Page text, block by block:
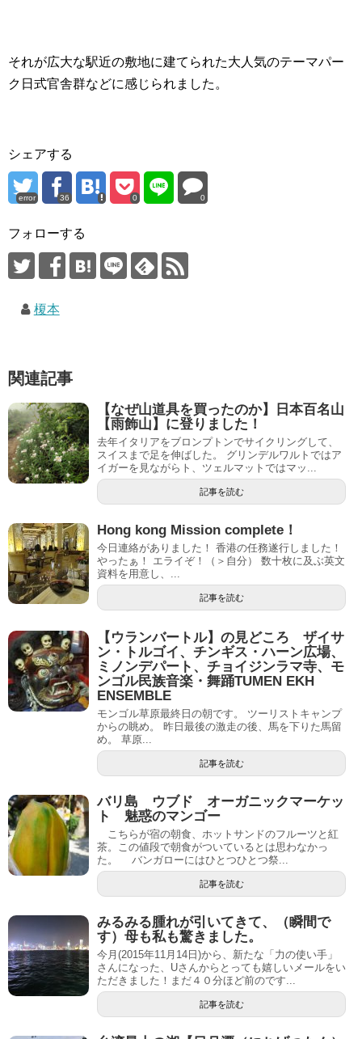
それが広大な駅近の敷地に建てられた大人気のテーマパー
ク日式官舎群などに感じられました。
シェアする
error 36 0 0
フォローする
榎本
関連記事
【なぜ山道具を買ったのか】日本百名山
【雨飾山】に登りました！
去年イタリアをブロンプトンでサイクリングして、
スイスまで足を伸ばした。 グリンデルワルトではア
イガーを見ながらト、ツェルマットではマッ...
記事を読む
Hong kong Mission complete！
今日連絡がありました！ 香港の任務遂行しました！
やったぁ！ エライぞ！（＞自分） 数十枚に及ぶ英文
資料を用意し、...
記事を読む
【ウランバートル】の見どころ ザイサ
ン・トルゴイ、チンギス・ハーン広場、
ミノンデパート、チョイジンラマ寺、モ
ンゴル民族音楽・舞踊TUMEN EKH
ENSEMBLE
モンゴル草原最終日の朝です。 ツーリストキャンプ
からの眺め。 昨日最後の激走の後、馬を下りた馬留
め。 草原...
記事を読む
バリ島 ウブド オーガニックマーケッ
ト 魅惑のマンゴー
こちらが宿の朝食、ホットサンドのフルーツと紅
茶。この値段で朝食がついているとは思わなかっ
た。 バンガローにはひとつひとつ祭...
記事を読む
みるみる腫れが引いてきて、（瞬間で
す）母も私も驚きました。
今月(2015年11月14日)から、新たな「力の使い手」
さんになった、Uさんからとっても嬉しいメールをい
ただきました！まだ４０分ほど前のです...
記事を読む